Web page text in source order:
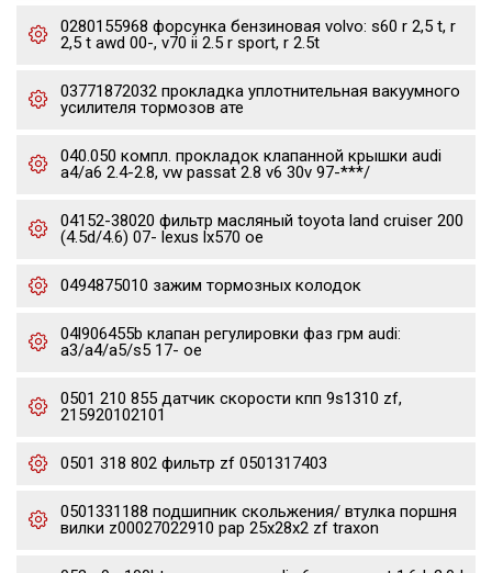
0280155968 форсунка бензиновая volvo: s60 r 2,5 t, r
2,5 t awd 00-, v70 ii 2.5 r sport, r 2.5t
03771872032 прокладка уплотнительная вакуумного
усилителя тормозов ате
040.050 компл. прокладок клапанной крышки audi
a4/a6 2.4-2.8, vw passat 2.8 v6 30v 97-***/
04152-38020 фильтр масляный toyota land cruiser 200
(4.5d/4.6) 07- lexus lx570 oe
0494875010 зажим тормозных колодок
04l906455b клапан регулировки фаз грм audi:
a3/a4/a5/s5 17- oe
0501 210 855 датчик скорости кпп 9s1310 zf,
215920102101
0501 318 802 фильтр zf 0501317403
0501331188 подшипник скольжения/ втулка поршня
вилки z00027022910 pap 25x28x2 zf traxon